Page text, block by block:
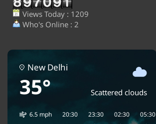
Views Today : 1209
Who's Online : 2
New Delhi
35° Scattered clouds
6.5 mph
20:30 23:30 02:30 05:30